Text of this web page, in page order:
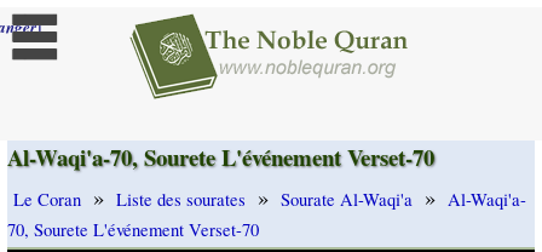
]
Al-Waqi'a-70, Sourete L'événement Verset-70
Le Coran » Liste des sourates » Sourate Al-Waqi'a » Al-Waqi'a-
70, Sourete L'événement Verset-70